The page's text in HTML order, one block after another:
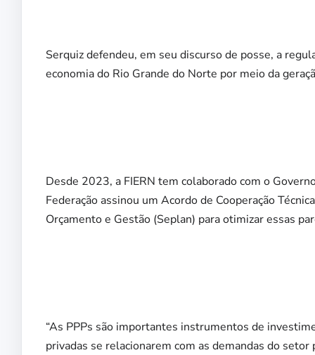
Serquiz defendeu, em seu discurso de posse, a
economia do Rio Grande do Norte por meio da
Desde 2023, a FIERN tem colaborado com o
Federação assinou um Acordo de Cooperação
Orçamento e Gestão (Seplan) para otimizar essas
“As PPPs são importantes instrumentos de
privadas se relacionarem com as demandas do setor